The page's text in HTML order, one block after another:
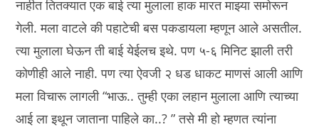
नाहीत तितक्यात एक बाई त्या मुलाला हाक मारत माझ्या समोरून
गेली. मला वाटले की पहाटेची बस पकडायला म्हणून आले असतील.
त्या मुलाला घेऊन ती बाई येईलच इथे. पण ५-६ मिनिट झाली तरी
कोणीही आले नाही. पण त्या ऐवजी २ धड धाकट माणसं आली आणि
मला विचारू लागली “भाऊ.. तुम्ही एका लहान मुलाला आणि त्याच्या
आई ला इथून जाताना पाहिले का..? ” तसे मी हो म्हणत त्यांना